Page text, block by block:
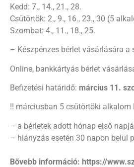
Kedd: 7., 14., 21., 28.
Csütörtök: 2., 9., 16., 23., 30 (5
Szombat: 4., 11., 18., 25.
– Készpénzes bérlet vásárlására a
Online, bankkártyás bérlet
Befizetési határidő: március 11.
!! márciusban 5 csütörtöki alkalom
– a bérletek adott hónap első
– hiányzás esetén 30 napon belül
Bővebb információ: https://